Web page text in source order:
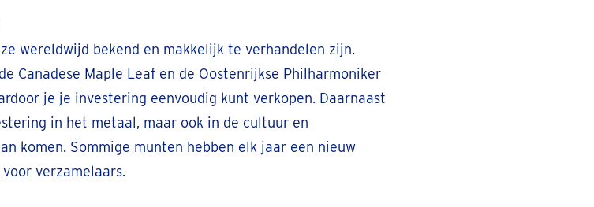
wereldwijd bekend en makkelijk te verhandelen zijn.
Canadese Maple Leaf en de Oostenrijkse Philharmoniker
je je investering eenvoudig kunt verkopen. Daarnaast
in het metaal, maar ook in de cultuur en
komen. Sommige munten hebben elk jaar een nieuw
verzamelaars.